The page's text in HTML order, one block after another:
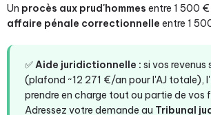
Un procès aux prud'hommes entre 1 500
affaire pénale correctionnelle entre 1
✅Aide juridictionnelle : si vos
(plafond ~12 271 €/an pour l'AJ totale),
prendre en charge tout ou partie de vos
Adressez votre demande au Tribunal